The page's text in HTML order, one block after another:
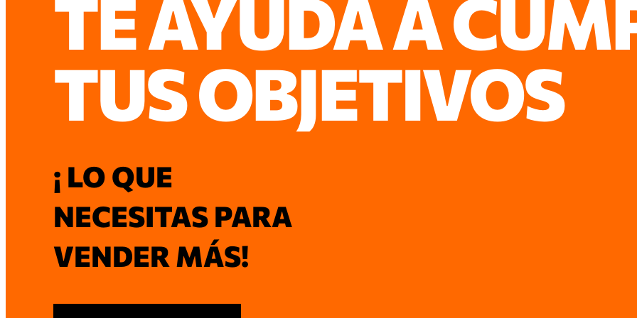
TE AYUDA A
TUS OBJETIVOS
¡ LO QUE
NECESITAS PARA
VENDER MÁS!